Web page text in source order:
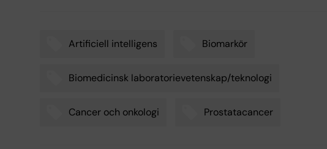
Artificiell intelligens Biomarkör
Biomedicinsk laboratorievetenskap/teknologi
Cancer och onkologi Prostatacancer